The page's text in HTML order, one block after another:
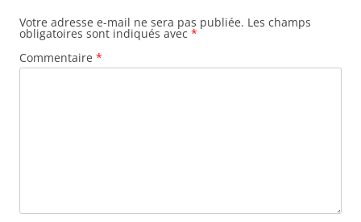
Votre adresse e-mail ne sera pas publiée. Les champs
obligatoires sont indiqués avec *
Commentaire *